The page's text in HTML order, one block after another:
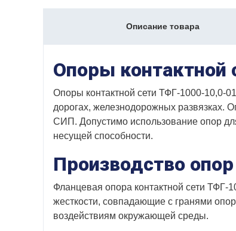
Описание товара
Опоры
Опоры контактной сети ТФГ-1000-10,0-
дорогах, железнодорожных развязках.
СИП. Допустимо использование опор
несущей способности.
Производство
Фланцевая опора контактной сети ТФГ-
жесткости, совпадающие с гранями
воздействиям окружающей среды.